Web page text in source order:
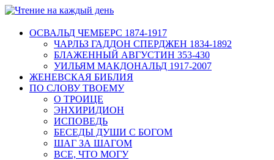
ОСВАЛЬД ЧЕМБЕРС 1874-1917
ЧАРЛЬЗ ГАДДОН СПЕРДЖЕН 1834-1892
БЛАЖЕННЫЙ АВГУСТИН 353-430
УИЛЬЯМ МАКДОНАЛЬД 1917-2007
ЖЕНЕВСКАЯ БИБЛИЯ
ПО СЛОВУ ТВОЕМУ
О ТРОИЦЕ
ЭНХИРИДИОН
ИСПОВЕДЬ
БЕСЕДЫ ДУШИ С БОГОМ
ШАГ ЗА ШАГОМ
ВСЕ, ЧТО МОГУ